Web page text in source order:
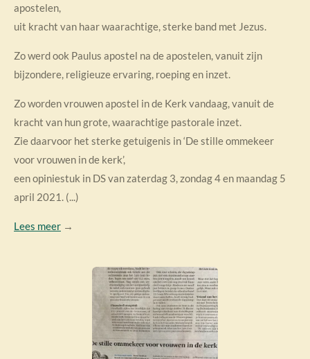
apostelen,
uit kracht van haar waarachtige, sterke band met Jezus.
Zo werd ook Paulus apostel na de apostelen, vanuit zijn
bijzondere, religieuze ervaring, roeping en inzet.
Zo worden vrouwen apostel in de Kerk vandaag, vanuit de
kracht van hun grote, waarachtige pastorale inzet.
Zie daarvoor het sterke getuigenis in ‘De stille ommekeer
voor vrouwen in de kerk’,
een opiniestuk in DS van zaterdag 3, zondag 4 en maandag 5
april 2021. (...)
Lees meer →